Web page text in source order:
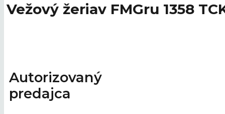
Vežový žeriav FMGru 1358
Autorizovaný
predajca